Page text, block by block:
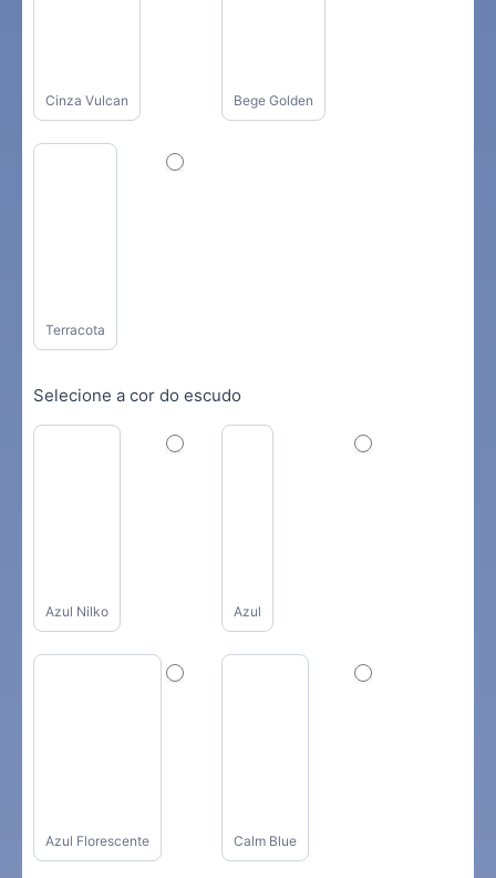
Cinza Vulcan Bege Golden
Terracota
Selecione a cor do escudo
Azul Nilko Azul
Azul Florescente Calm Blue